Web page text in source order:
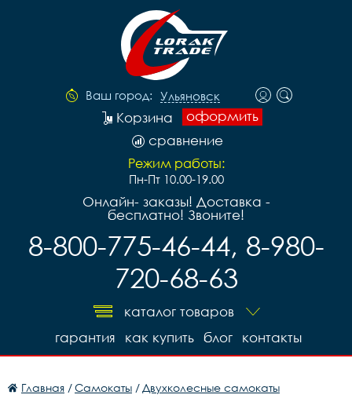
Ваш город: Ульяновск
оформить
Корзина
сравнение
Режим работы:
Пн-Пт 10.00-19.00
Онлайн- заказы! Доставка -
бесплатно! Звоните!
8-800-775-46-44, 8-980-
720-68-63
каталог товаров
контакты
блог
как купить
гарантия
Главная /Самокаты / Двухколесные самокаты